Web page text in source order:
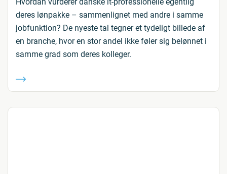
deres lønpakke – sammenlignet med andre i samme
jobfunktion? De nyeste tal tegner et tydeligt billede af
en branche, hvor en stor andel ikke føler sig belønnet i
samme grad som deres kolleger.